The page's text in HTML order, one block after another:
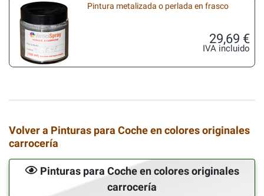
Pintura metalizada o perlada en frasco
29,69 €
IVA incluido
Volver a Pinturas para Coche en colores originales
carrocería
Pinturas para Coche en colores originales
carrocería